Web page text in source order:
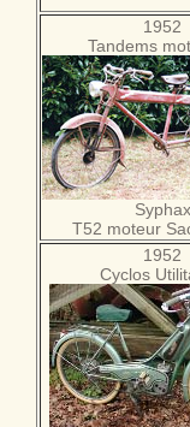
1952
Tandems
Syphax
T52 moteur
1952
Cyclos